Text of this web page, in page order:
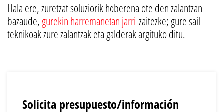
Hala ere, zuretzat soluziorik hoberena ote den zalantzan
bazaude,gurekin harremanetan jarri zaitezke; gure sail
teknikoak zure zalantzak eta galderak argituko ditu.
Solicita presupuesto/información